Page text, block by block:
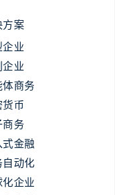
方案
企业
企业
体商务
货币
商务
式金融
自动化
化企业